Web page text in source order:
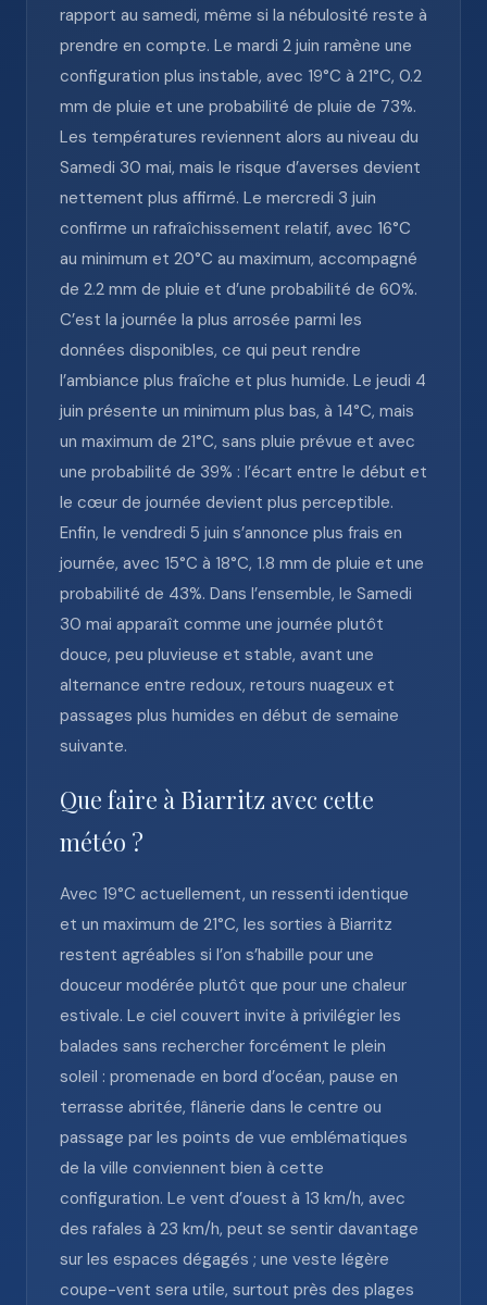
rapport au samedi, même si la nébulosité reste à
prendre en compte. Le mardi 2 juin ramène une
configuration plus instable, avec 19°C à 21°C, 0.2
mm de pluie et une probabilité de pluie de 73%.
Les températures reviennent alors au niveau du
Samedi 30 mai, mais le risque d’averses devient
nettement plus affirmé. Le mercredi 3 juin
confirme un rafraîchissement relatif, avec 16°C
au minimum et 20°C au maximum, accompagné
de 2.2 mm de pluie et d’une probabilité de 60%.
C’est la journée la plus arrosée parmi les
données disponibles, ce qui peut rendre
l’ambiance plus fraîche et plus humide. Le jeudi 4
juin présente un minimum plus bas, à 14°C, mais
un maximum de 21°C, sans pluie prévue et avec
une probabilité de 39% : l’écart entre le début et
le cœur de journée devient plus perceptible.
Enfin, le vendredi 5 juin s’annonce plus frais en
journée, avec 15°C à 18°C, 1.8 mm de pluie et une
probabilité de 43%. Dans l’ensemble, le Samedi
30 mai apparaît comme une journée plutôt
douce, peu pluvieuse et stable, avant une
alternance entre redoux, retours nuageux et
passages plus humides en début de semaine
suivante.
Que faire à Biarritz avec cette
météo ?
Avec 19°C actuellement, un ressenti identique
et un maximum de 21°C, les sorties à Biarritz
restent agréables si l’on s’habille pour une
douceur modérée plutôt que pour une chaleur
estivale. Le ciel couvert invite à privilégier les
balades sans rechercher forcément le plein
soleil : promenade en bord d’océan, pause en
terrasse abritée, flânerie dans le centre ou
passage par les points de vue emblématiques
de la ville conviennent bien à cette
configuration. Le vent d’ouest à 13 km/h, avec
des rafales à 23 km/h, peut se sentir davantage
sur les espaces dégagés ; une veste légère
coupe-vent sera utile, surtout près des plages